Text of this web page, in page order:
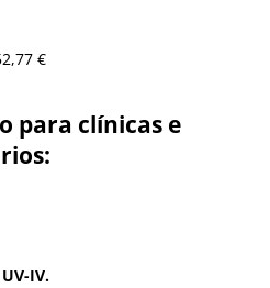
€
para clínicas e
IV.